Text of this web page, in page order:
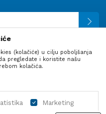
(kolačiće) u cilju poboljšanja
pregledate i koristite našu
kolačića.
Marketing